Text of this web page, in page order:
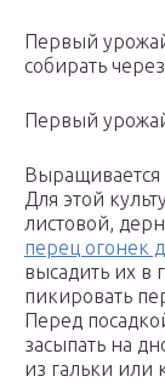
Первый
собирать
Первый
Выращивается
Для этой
листовой,
перец огонек
высадить их в
пикировать
Перед
засыпать на
из гальки или